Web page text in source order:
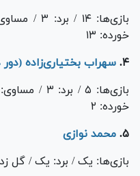
خورده: ۱۳
۴. سهراب بختیاری‌زاده
خورده: ۲
۵. محمد نوازی
بازی‌ها: یک / برد: یک / گل